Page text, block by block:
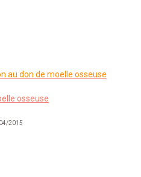
au don de moelle osseuse
2015